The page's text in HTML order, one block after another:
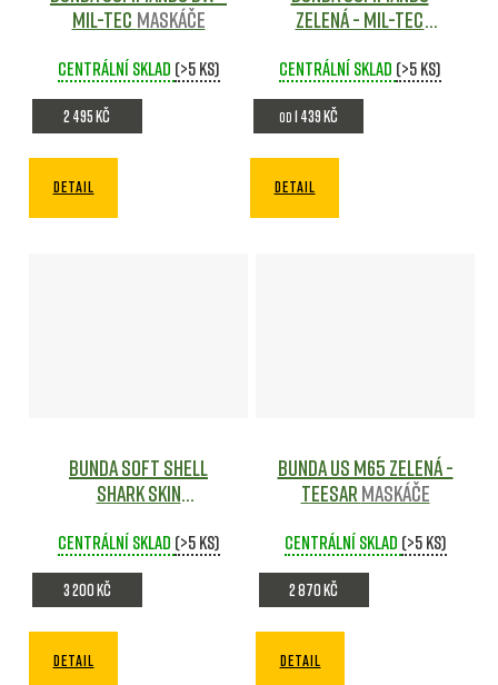
Mil-tec Maskáče
Centrální sklad (>5 ks)
2 495 Kč
DETAIL
Zelená - Mil-tec
Centrální sklad (>5 ks)
od 1 439 Kč
DETAIL
Bunda Soft Shell
Shark Skin
Green Maskáče
Centrální sklad (>5 ks)
3 200 Kč
DETAIL
Bunda US M65 zelená -
TEESAR Maskáče
Centrální sklad (>5 ks)
2 870 Kč
DETAIL